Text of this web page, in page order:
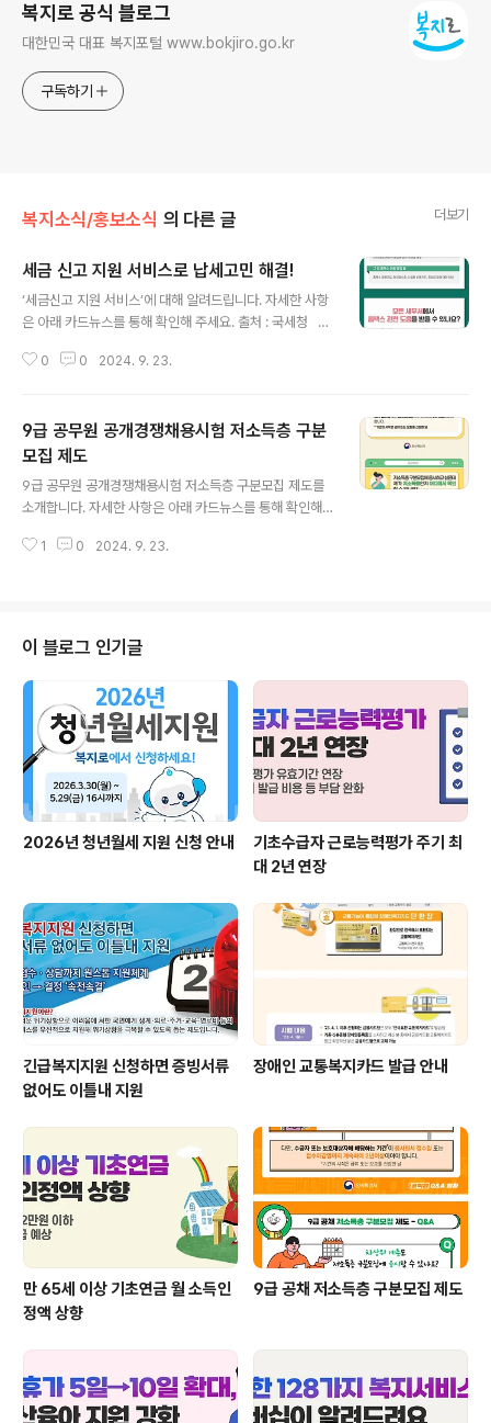
복지로 공식 블로그
대한민국 대표 복지포털 www.bokjiro.go.kr
구독하기
복지소식/홍보소식 의 다른 글 더보기
세금 신고 지원 서비스로 납세고민 해결!
‘세금신고 지원 서비스’에 대해 알려드립니다. 자세한 사항
은 아래 카드뉴스를 통해 확인해 주세요. 출처 : 국세청 ▼
0 0 2024. 9. 23.
9급 공무원 공개경쟁채용시험 저소득층 구분
모집 제도
9급 공무원 공개경쟁채용시험 저소득층 구분모집 제도를
소개합니다. 자세한 사항은 아래 카드뉴스를 통해 확인해
다 ▼1 0 2024. 9. 23.
이 블로그 인기글
2026년 청년월세 지원 신청 안내
기초수급자 근로능력평가 주기 최
대 2년 연장
긴급복지지원 신청하면 증빙서류
없어도 이틀내 지원
장애인 교통복지카드 발급 안내
만 65세 이상 기초연금 월 소득인
정액 상향
9급 공채 저소득층 구분모집 제도